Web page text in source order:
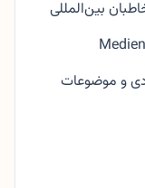
بین‌المللی
و موضوعات